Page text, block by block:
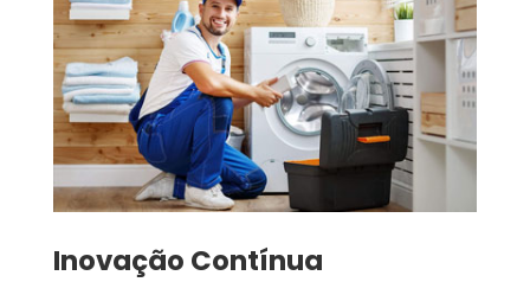
Inovação Contínua